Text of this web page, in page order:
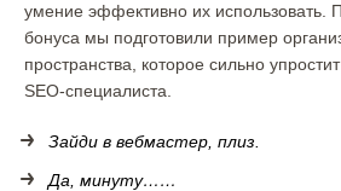
умение эффективно их использовать.
бонуса мы подготовили пример
пространства, которое сильно
SEO-специалиста.
Зайди в вебмастер, плиз.
Да, минуту……